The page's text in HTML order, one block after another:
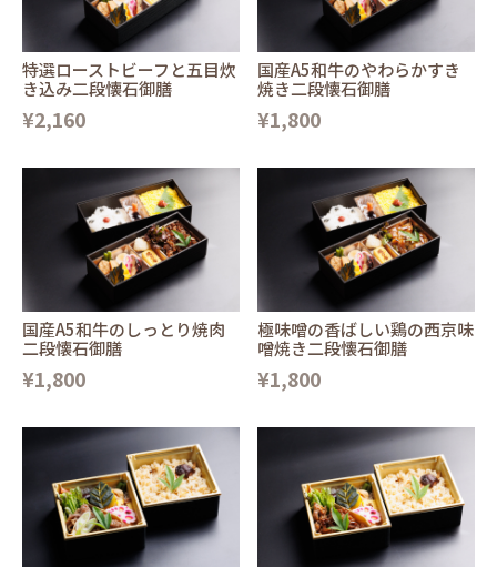
特選ローストビーフと五目炊
き込み二段懐石御膳
¥2,160
国産A5和牛のやわらかすき
焼き二段懐石御膳
¥1,800
国産A5和牛のしっとり焼肉
二段懐石御膳
¥1,800
極味噌の香ばしい鶏の西京味
噌焼き二段懐石御膳
¥1,800